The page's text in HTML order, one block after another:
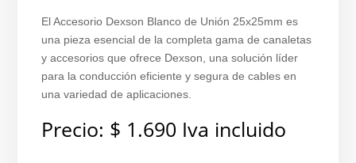
El Accesorio Dexson Blanco de Unión 25x25mm es
una pieza esencial de la completa gama de canaletas
y accesorios que ofrece Dexson, una solución líder
para la conducción eficiente y segura de cables en
una variedad de aplicaciones.
Precio: $ 1.690 Iva incluido